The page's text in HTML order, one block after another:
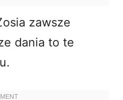
zawsze
dania to te